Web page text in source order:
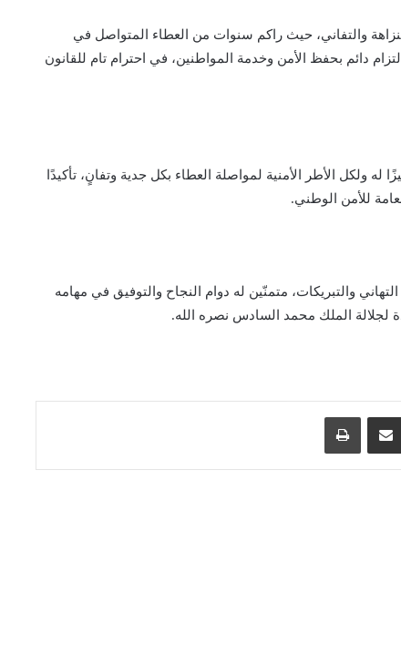
والتفاني، حيث راكم سنوات من العطاء المتواصل في
دائم بحفظ الأمن وخدمة المواطنين، في احترام تام للقانون
ولكل الأطر الأمنية لمواصلة العطاء بكل جدية وتفانٍ، تأكيدًا
للأمن الوطني.
والتبريكات، متمنّين له دوام النجاح والتوفيق في مهامه
لجلالة الملك محمد السادس نصره الله.
مشاركة عبر البريد طباعة